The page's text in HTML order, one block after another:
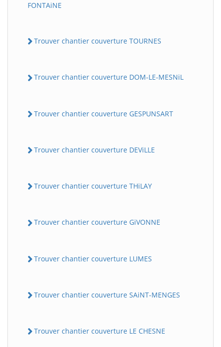
FONTAiNE
Trouver chantier couverture TOURNES
Trouver chantier couverture DOM-LE-MESNiL
Trouver chantier couverture GESPUNSART
Trouver chantier couverture DEViLLE
Trouver chantier couverture THiLAY
Trouver chantier couverture GiVONNE
Trouver chantier couverture LUMES
Trouver chantier couverture SAiNT-MENGES
Trouver chantier couverture LE CHESNE